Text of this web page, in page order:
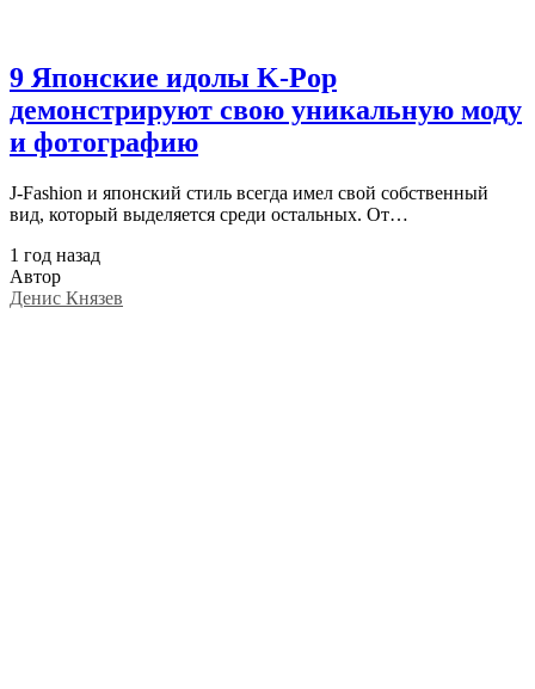
9 Японские идолы K-Pop
демонстрируют свою уникальную моду
и фотографию
J-Fashion и японский стиль всегда имел свой собственный
вид, который выделяется среди остальных. От…
1 год назад
Автор
Денис Князев